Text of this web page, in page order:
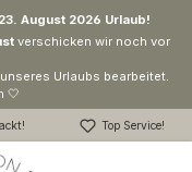
August 2026 Urlaub!
verschicken wir noch vor
Urlaubs bearbeitet.
🤍
Top Service!